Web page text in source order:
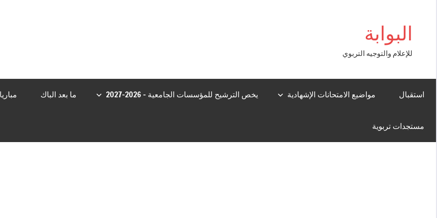
البوابة
للإعلام والتوجيه التربوي
استقبال مواضيع الامتحانات الإشهادية يخص الترشيح للمؤسسات الجامعية – 2026-2027 ما بعد الباك
مستجدات تربوية